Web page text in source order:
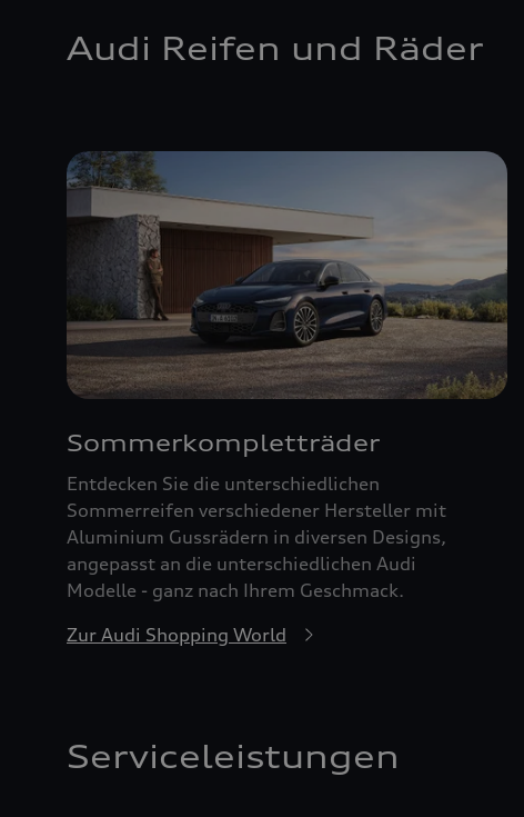
Audi Reifen und Räder
Sommerkompletträder
Entdecken Sie die unterschiedlichen
Sommerreifen verschiedener Hersteller mit
Aluminium Gussrädern in diversen Designs,
angepasst an die unterschiedlichen Audi
Modelle - ganz nach Ihrem Geschmack.
Zur Audi Shopping World
Serviceleistungen